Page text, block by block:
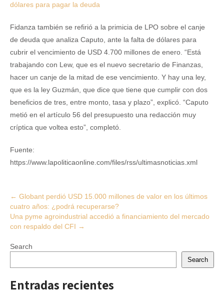
dólares para pagar la deuda
Fidanza también se refirió a la primicia de LPO sobre el canje
de deuda que analiza Caputo, ante la falta de dólares para
cubrir el vencimiento de USD 4.700 millones de enero. “Está
trabajando con Lew, que es el nuevo secretario de Finanzas,
hacer un canje de la mitad de ese vencimiento. Y hay una ley,
que es la ley Guzmán, que dice que tiene que cumplir con dos
beneficios de tres, entre monto, tasa y plazo”, explicó. “Caputo
metió en el artículo 56 del presupuesto una redacción muy
críptica que voltea esto”, completó.
Fuente:
https://www.lapoliticaonline.com/files/rss/ultimasnoticias.xml
Post
navigation
← Globant perdió USD 15.000 millones de valor en los últimos
cuatro años: ¿podrá recuperarse?
Una pyme agroindustrial accedió a financiamiento del mercado
con respaldo del CFI →
Search
Search
Entradas recientes